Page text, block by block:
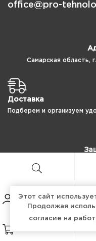
office@pro-
Самарская область,
Доставка
Подберем и организуем
Copyright ©
Этот сайт
Продолжая
согласие на